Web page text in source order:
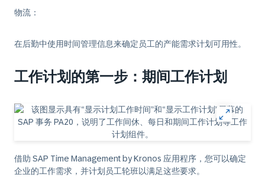
物流 ：
在后勤中使用时间管理信息来确定员工的产能需求计划可用性。
工作计划的第一步：期间工作计划
借助 SAP Time Management by Kronos 应用程序，您可以确定
企业的工作需求，并计划员工轮班以满足这些要求。